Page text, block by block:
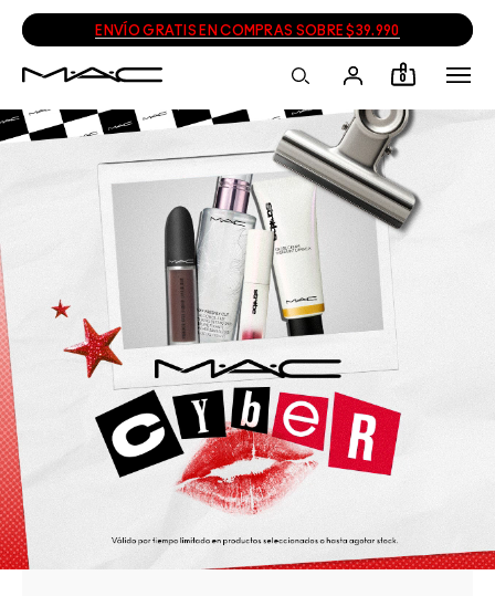
ENVÍO GRATIS EN COMPRAS SOBRE $39.990
0